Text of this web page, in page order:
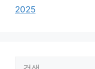
2025